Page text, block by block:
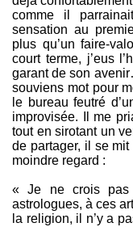
comme il
sensation au
plus qu’un faire-
court terme, j’eus
garant de son
souviens mot pour
le bureau feutré
improvisée. Il me
tout en sirotant un
de partager, il se
moindre regard :
« Je ne crois pas
astrologues, à ces
la religion, il n’y a